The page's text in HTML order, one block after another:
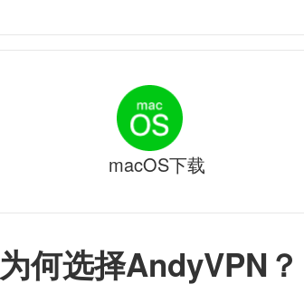
为何选择AndyVPN？
macOS下载